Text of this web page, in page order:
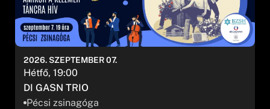
DI GASN TRIO
Pécsi zsinagóga
2026. SZEPTEMBER 07.
Hétfő, 19:00